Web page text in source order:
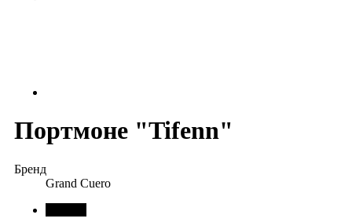
Портмоне "Tifenn"
Бренд
Grand Cuero